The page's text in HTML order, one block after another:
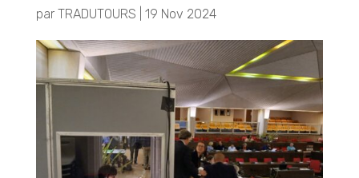
par TRADUTOURS 19 Nov 2024